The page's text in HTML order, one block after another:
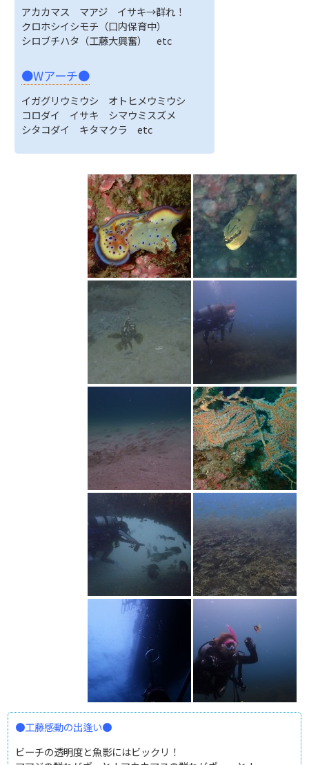
アカカマス マアジ イサキ→群れ！
クロホシイシモチ（口内保育中）
シロブチハタ（工藤大興奮） etc
●Wアーチ●
イガグリウミウシ オトヒメウミウシ
コロダイ イサキ シマウミスズメ
シタコダイ キタマクラ etc
●工藤感動の出逢い●
ビーチの透明度と魚影にはビックリ！